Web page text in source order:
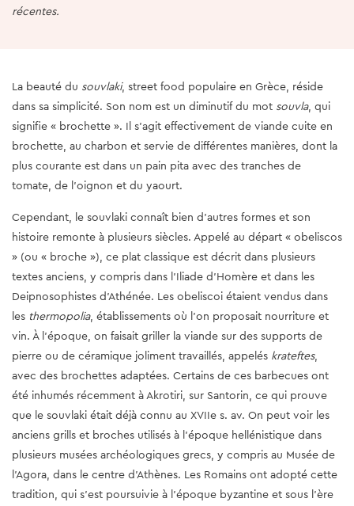
récentes.
La beauté du souvlaki, street food populaire en Grèce, réside
dans sa simplicité. Son nom est un diminutif du mot souvla, qui
signifie « brochette ». Il s’agit effectivement de viande cuite en
brochette, au charbon et servie de différentes manières, dont la
plus courante est dans un pain pita avec des tranches de
tomate, de l’oignon et du yaourt.
Cependant, le souvlaki connaît bien d’autres formes et son
histoire remonte à plusieurs siècles. Appelé au départ « obeliscos
» (ou « broche »), ce plat classique est décrit dans plusieurs
textes anciens, y compris dans l’Iliade d’Homère et dans les
Deipnosophistes d’Athénée. Les obeliscoi étaient vendus dans
les thermopolia, établissements où l’on proposait nourriture et
vin. À l’époque, on faisait griller la viande sur des supports de
pierre ou de céramique joliment travaillés, appelés krateftes,
avec des brochettes adaptées. Certains de ces barbecues ont
été inhumés récemment à Akrotiri, sur Santorin, ce qui prouve
que le souvlaki était déjà connu au XVIIe s. av. On peut voir les
anciens grills et broches utilisés à l’époque hellénistique dans
plusieurs musées archéologiques grecs, y compris au Musée de
l’Agora, dans le centre d’Athènes. Les Romains ont adopté cette
tradition, qui s’est poursuivie à l’époque byzantine et sous l’ère